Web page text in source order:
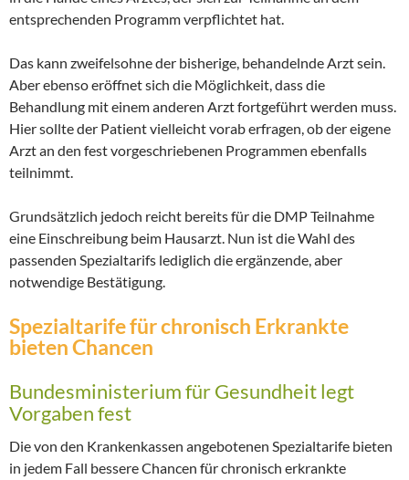
entsprechenden Programm verpflichtet hat.
Das kann zweifelsohne der bisherige, behandelnde Arzt sein.
Aber ebenso eröffnet sich die Möglichkeit, dass die
Behandlung mit einem anderen Arzt fortgeführt werden muss.
Hier sollte der Patient vielleicht vorab erfragen, ob der eigene
Arzt an den fest vorgeschriebenen Programmen ebenfalls
teilnimmt.
Grundsätzlich jedoch reicht bereits für die DMP Teilnahme
eine Einschreibung beim Hausarzt. Nun ist die Wahl des
passenden Spezialtarifs lediglich die ergänzende, aber
notwendige Bestätigung.
Spezialtarife für chronisch Erkrankte
bieten Chancen
Bundesministerium für Gesundheit legt
Vorgaben fest
Die von den Krankenkassen angebotenen Spezialtarife bieten
in jedem Fall bessere Chancen für chronisch erkrankte